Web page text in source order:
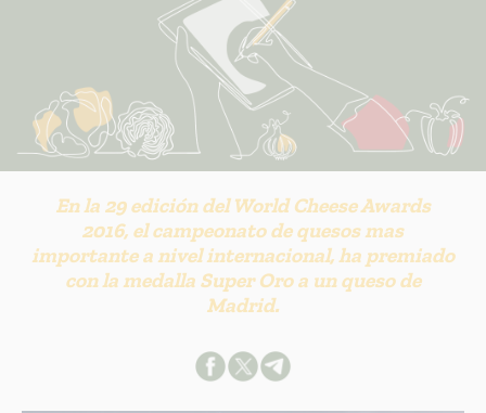
En la 29 edición del World Cheese Awards
2016, el campeonato de quesos mas
importante a nivel internacional, ha premiado
con la medalla Super Oro a un queso de
Madrid.
INFORMACION SOBRE LA PROTECCIÓN DE TUS DATOS